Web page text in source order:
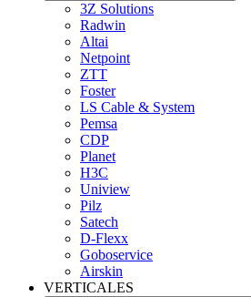
3Z Solutions
Radwin
Altai
Netpoint
ZTT
Foster
LS Cable & System
Pemsa
CDP
Planet
H3C
Uniview
Pilz
Satech
D-Flexx
Goboservice
Airskin
VERTICALES